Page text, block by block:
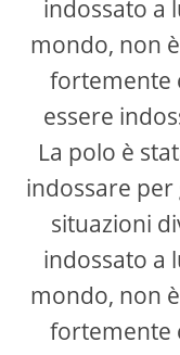
indossato a
mondo, non
fortemente
essere
La polo è
indossare
situazioni
indossato a
mondo, non
fortemente